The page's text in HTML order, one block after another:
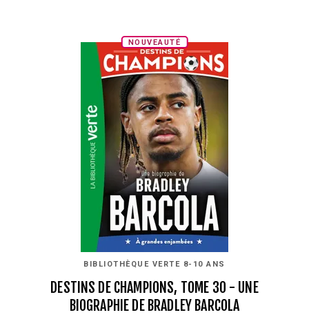
NOUVEAUTÉ
BIBLIOTHÈQUE VERTE 8-10 ANS
DESTINS DE CHAMPIONS, TOME 30 - UNE
BIOGRAPHIE DE BRADLEY BARCOLA